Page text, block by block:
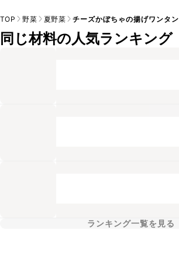
TOP 野菜 夏野菜 チーズかぼちゃの揚げワンタン
同じ材料の人気ランキング
ランキング一覧を見る